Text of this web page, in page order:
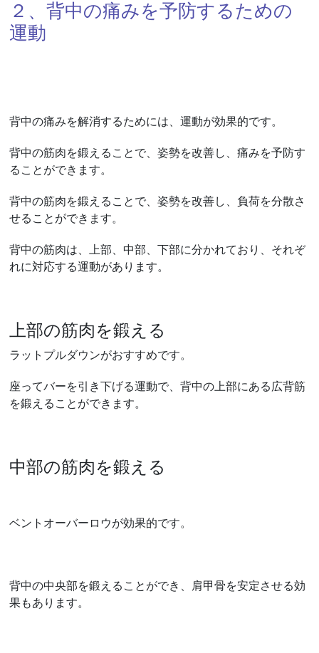
２、背中の痛みを予防するための
運動
背中の痛みを解消するためには、運動が効果的です。
背中の筋肉を鍛えることで、姿勢を改善し、痛みを予防す
ることができます。
背中の筋肉を鍛えることで、姿勢を改善し、負荷を分散さ
せることができます。
背中の筋肉は、上部、中部、下部に分かれており、それぞ
れに対応する運動があります。
上部の筋肉を鍛える
ラットプルダウンがおすすめです。
座ってバーを引き下げる運動で、背中の上部にある広背筋
を鍛えることができます。
中部の筋肉を鍛える
ベントオーバーロウが効果的です。
背中の中央部を鍛えることができ、肩甲骨を安定させる効
果もあります。